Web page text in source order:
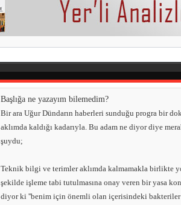
Başlığa ne yazayım bilemedim?
Bir ara Uğur Dündarın haberleri sunduğu progra bir
aklımda kaldığı kadarıyla. Bu adam ne diyor diye
şuydu;
Teknik bilgi ve terimler aklımda kalmamakla birlikte
şekilde işleme tabi tutulmasına onay veren bir yasa
diyor ki ''benim için önemli olan içerisindeki